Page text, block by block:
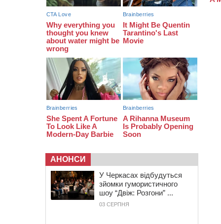
АНОНСИ
У Черкасах відбудуться
зйомки гумористичного
шоу “Двіж: Розгони” ...
03 СЕРПНЯ